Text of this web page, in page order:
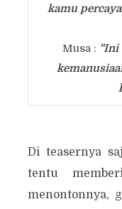
kamu
Musa : "Ini
Di teasernya
tentu
menontonnya,